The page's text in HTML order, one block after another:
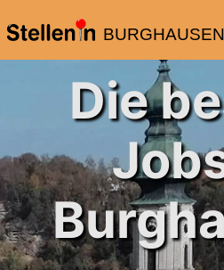
BURGHAUSEN
Die